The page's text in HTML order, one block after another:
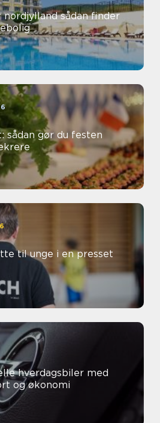
sådan finder
sådan gør du festen
hverdagsbiler med
og økonomi